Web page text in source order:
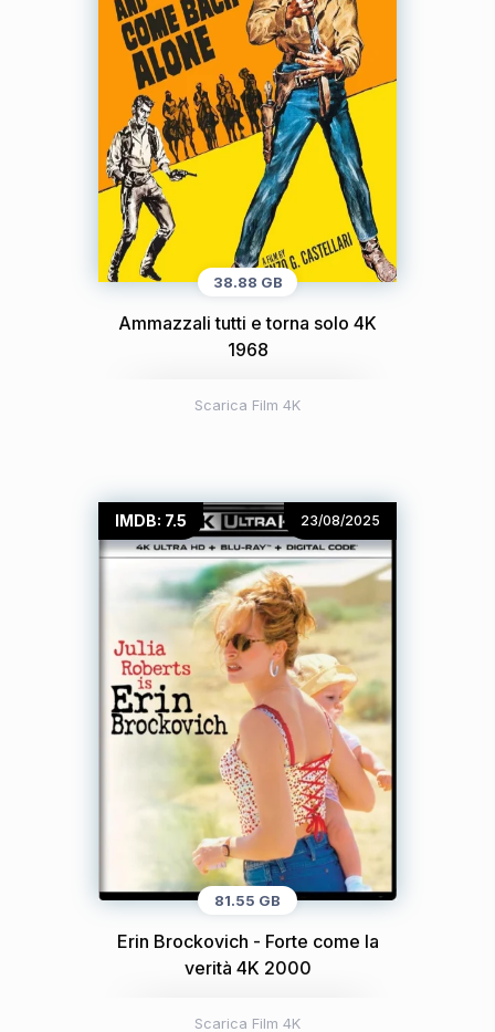
38.88 GB
Ammazzali tutti e torna solo 4K
1968
Scarica Film 4K
IMDB: 7.5 23/08/2025
81.55 GB
Erin Brockovich - Forte come la
verità 4K 2000
Scarica Film 4K